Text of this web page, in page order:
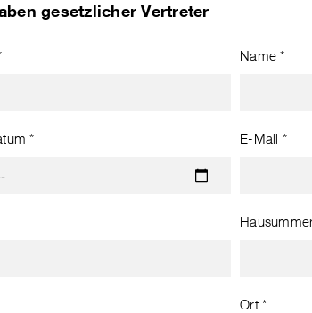
gesetzlicher Vertreter
*
Name *
E-Mail *
Ort *